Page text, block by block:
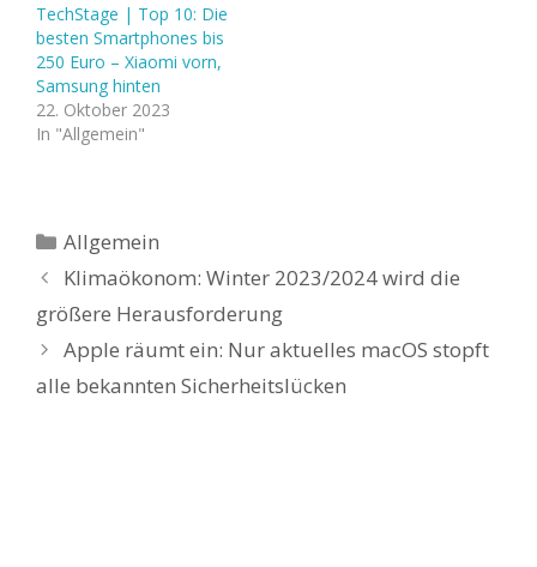
TechStage | Top 10: Die
besten Smartphones bis
250 Euro – Xiaomi vorn,
Samsung hinten
22. Oktober 2023
In "Allgemein"
Kategorien
Allgemein
Klimaökonom: Winter 2023/2024 wird die
größere Herausforderung
Apple räumt ein: Nur aktuelles macOS stopft
alle bekannten Sicherheitslücken